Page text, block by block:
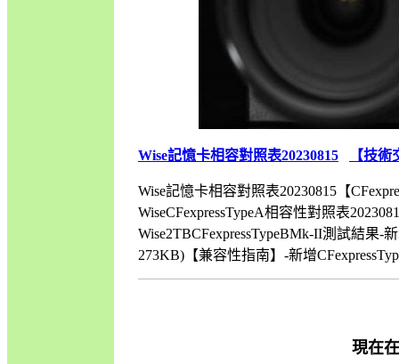
Wise記憶卡相容對照表20230815 【技術
Wise記憶卡相容對照表20230815【
WiseCFexpressTypeA相容性對照表
Wise2TBCFexpressTypeBMk-II測試結果-
273KB)【兼容性指南】-新增
現在